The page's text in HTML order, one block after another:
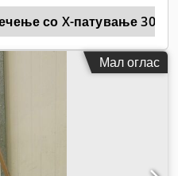
со X-патување
Мал оглас